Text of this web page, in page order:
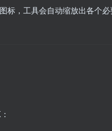
标，工具会自动缩放出各个